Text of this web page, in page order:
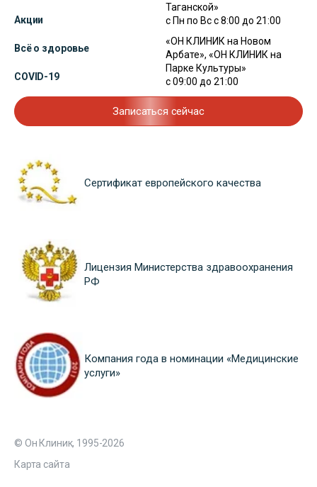
Акции
Всё о здоровье
COVID-19
Таганской»
с Пн по Вс с 8:00 до 21:00
«ОН КЛИНИК на Новом
Арбате», «ОН КЛИНИК на
Парке Культуры»
с 09:00 до 21:00
Записаться сейчас
Сертификат европейского качества
Лицензия Министерства здравоохранения
РФ
Компания года в номинации «Медицинские
услуги»
© Он Клиник, 1995-2026
Карта сайта